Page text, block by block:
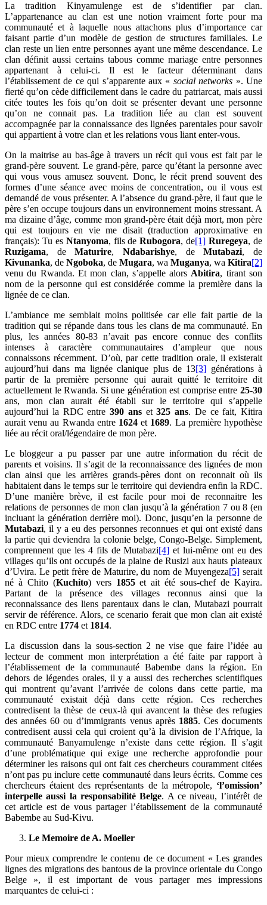
La tradition Kinyamulenge est de s’identifier par clan.
L’appartenance au clan est une notion vraiment forte pour ma
communauté et à laquelle nous attachons plus d’importance car
faisant partie d’un modèle de gestion de structures familiales. Le
clan reste un lien entre personnes ayant une même descendance. Le
clan définit aussi certains tabous comme mariage entre personnes
appartenant à celui-ci. Il est le facteur déterminant dans
l’établissement de ce qui s’apparente aux « social networks ». Une
fierté qu’on cède difficilement dans le cadre du patriarcat, mais aussi
citée toutes les fois qu’on doit se présenter devant une personne
qu’on ne connait pas. La tradition liée au clan est souvent
accompagnée par la connaissance des lignées parentales pour savoir
qui appartient à votre clan et les relations vous liant enter-vous.
On la maitrise au bas-âge à travers un récit qui vous est fait par le
grand-père souvent. Le grand-père, parce qu’étant la personne avec
qui vous vous amusez souvent. Donc, le récit prend souvent des
formes d’une séance avec moins de concentration, ou il vous est
demandé de vous présenter. A l’absence du grand-père, il faut que le
père s’en occupe toujours dans un environnement moins stressant. A
ma dizaine d’âge, comme mon grand-père était déjà mort, mon père
qui est toujours en vie me disait (traduction approximative en
français): Tu es Ntanyoma, fils deRubogora, de[1] Ruregeya, de
Ruzigama, deMaturire,Ndabarishye, deMutabazi, de
Kivunanka, de Ngoboka, de Mugara, wa Muganya, wa Kitira[2]
venu du Rwanda. Et mon clan, s’appelle alors Abitira, tirant son
nom de la personne qui est considérée comme la première dans la
lignée de ce clan.
L’ambiance me semblait moins politisée car elle fait partie de la
tradition qui se répande dans tous les clans de ma communauté. En
plus, les années 80-83 n’avait pas encore connue des conflits
intenses à caractère communautaires d’ampleur que nous
connaissons récemment. D’où, par cette tradition orale, il existerait
aujourd’hui dans ma lignée clanique plus de 13[3] générations à
partir de la première personne qui aurait quitté le territoire dit
actuellement le Rwanda. Si une génération est comprise entre 25-30
ans, mon clan aurait été établi sur le territoire qui s’appelle
aujourd’hui la RDC entre 390 anset325 ans. De ce fait, Kitira
aurait venu au Rwanda entre 1624 et 1689. La première hypothèse
liée au récit oral/légendaire de mon père.
Le bloggeur a pu passer par une autre information du récit de
parents et voisins. Il s’agit de la reconnaissance des lignées de mon
clan ainsi que les arrières grands-pères dont on reconnait où ils
habitaient dans le temps sur le territoire qui deviendra enfin la RDC.
D’une manière brève, il est facile pour moi de reconnaitre les
relations de personnes de mon clan jusqu’à la génération 7 ou 8 (en
incluant la génération derrière moi). Donc, jusqu’en la personne de
Mutabazi, il y a eu des personnes reconnues et qui ont existé dans
la partie qui deviendra la colonie belge, Congo-Belge. Simplement,
comprennent que les 4 fils de Mutabazi[4] et lui-même ont eu des
villages qu’ils ont occupés de la plaine de Rusizi aux hauts plateaux
d’Uvira. Le petit frère de Maturire, du nom de Muyengeza[5] serait
né à Chito (Kuchito) vers 1855et ait été sous-chef de Kayira.
Partant de la présence des villages reconnus ainsi que la
reconnaissance des liens parentaux dans le clan, Mutabazi pourrait
servir de référence. Alors, ce scenario ferait que mon clan ait existé
en RDC entre 1774 et 1814.
La discussion dans la sous-section 2 ne vise que faire l’idée au
lecteur de comment mon interprétation a été faite par rapport à
l’établissement de la communauté Babembe dans la région. En
dehors de légendes orales, il y a aussi des recherches scientifiques
qui montrent qu’avant l’arrivée de colons dans cette partie, ma
communauté existait déjà dans cette région. Ces recherches
contredisent la thèse de ceux-là qui avancent la thèse des refugies
des années 60 ou d’immigrants venus après 1885. Ces documents
contredisent aussi cela qui croient qu’à la division de l’Afrique, la
communauté Banyamulenge n’existe dans cette région. Il s’agit
d’une problématique qui exige une recherche approfondie pour
déterminer les raisons qui ont fait ces chercheurs couramment citées
n’ont pas pu inclure cette communauté dans leurs écrits. Comme ces
chercheurs étaient des représentants de la métropole, ‘l’omission’
interpelle aussi la responsabilité Belge. A ce niveau, l’intérêt de
cet article est de vous partager l’établissement de la communauté
Babembe au Sud-Kivu.
Le Memoire de A. Moeller
Pour mieux comprendre le contenu de ce document « Les grandes
lignes des migrations des bantous de la province orientale du Congo
Belge », il est important de vous partager mes impressions
marquantes de celui-ci :